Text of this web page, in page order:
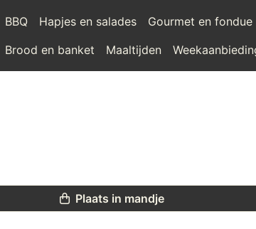
BBQ Hapjes en salades Gourmet en fondue
Brood en banket
Maaltijden
Plaats in mandje